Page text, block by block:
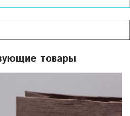
товары